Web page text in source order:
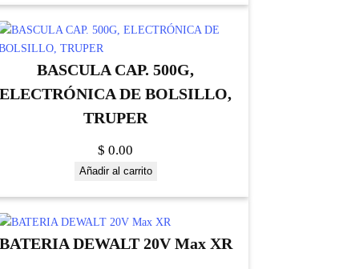
BASCULA CAP. 500G,
ELECTRÓNICA DE BOLSILLO,
TRUPER
$ 0.00
Añadir al carrito
DEWALT 20V Max XR